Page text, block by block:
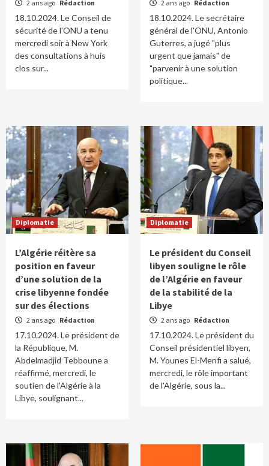
2 ans ago Rédaction
18.10.2024. Le Conseil de
sécurité de l'ONU a tenu
mercredi soir à New York
des consultations à huis
clos sur...
2 ans ago Rédaction
18.10.2024. Le secrétaire
général de l'ONU, Antonio
Guterres, a jugé "plus
urgent que jamais" de
"parvenir à une solution
politique...
Diplomatie
L’Algérie réitère sa
position en faveur
d’une solution de la
crise libyenne fondée
sur des élections
2 ans ago Rédaction
17.10.2024. Le président de
la République, M.
Abdelmadjid Tebboune a
réaffirmé, mercredi, le
soutien de l'Algérie à la
Libye, soulignant...
Diplomatie
Le président du Conseil
libyen souligne le rôle
de l’Algérie en faveur
de la stabilité de la
Libye
2 ans ago Rédaction
17.10.2024. Le président du
Conseil présidentiel libyen,
M. Younes El-Menfi a salué,
mercredi, le rôle important
de l'Algérie, sous la...